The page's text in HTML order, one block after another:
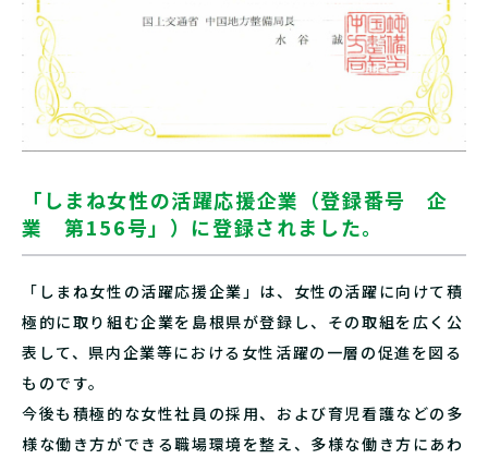
「しまね女性の活躍応援企業（登録番号 企
業 第156号」）に登録されました。
「しまね女性の活躍応援企業」は、女性の活躍に向けて積
極的に取り組む企業を島根県が登録し、その取組を広く公
表して、県内企業等における女性活躍の一層の促進を図る
ものです。
今後も積極的な女性社員の採用、および育児看護などの多
様な働き方ができる職場環境を整え、多様な働き方にあわ